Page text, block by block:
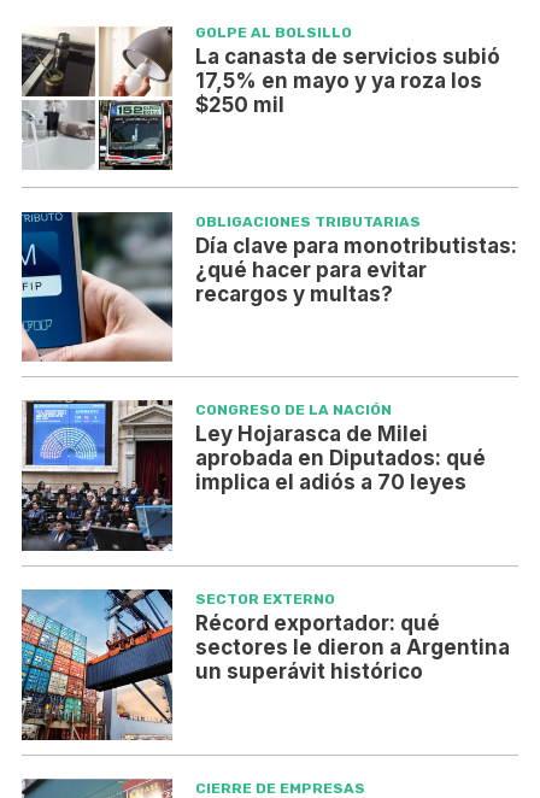
GOLPE AL BOLSILLO
La canasta de servicios subió
17,5% en mayo y ya roza los
$250 mil
OBLIGACIONES TRIBUTARIAS
Día clave para monotributistas:
¿qué hacer para evitar
recargos y multas?
CONGRESO DE LA NACIÓN
Ley Hojarasca de Milei
aprobada en Diputados: qué
implica el adiós a 70 leyes
SECTOR EXTERNO
Récord exportador: qué
sectores le dieron a Argentina
un superávit histórico
CIERRE DE EMPRESAS